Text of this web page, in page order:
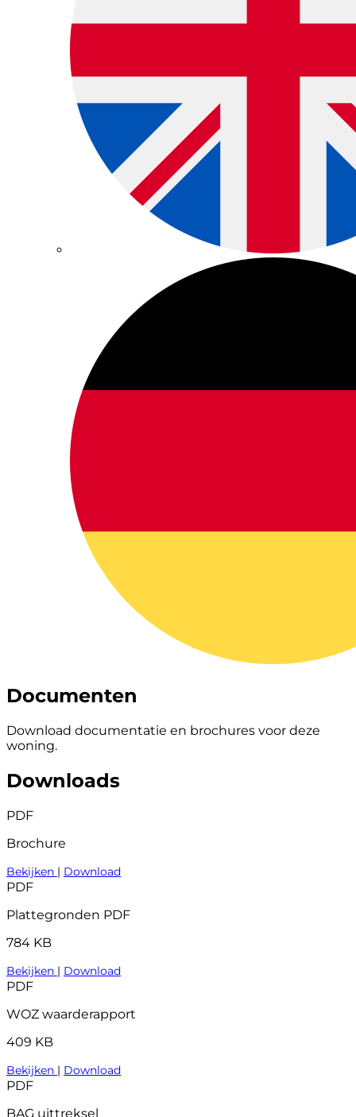
Documenten
Download documentatie en brochures voor deze
woning.
Downloads
PDF
Brochure
Bekijken | Download
PDF
Plattegronden PDF
784 KB
Bekijken | Download
PDF
WOZ waarderapport
409 KB
Bekijken | Download
PDF
BAG uittreksel